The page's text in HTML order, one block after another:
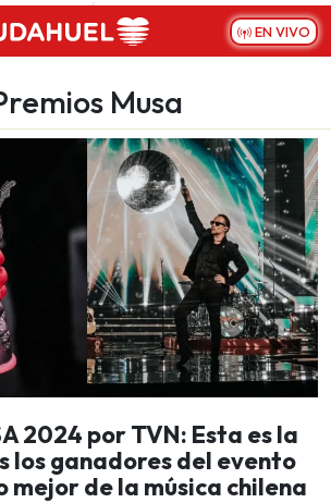
EN VIVO
Musa
2024 por TVN: Esta es la
los ganadores del evento
mejor de la música chilena